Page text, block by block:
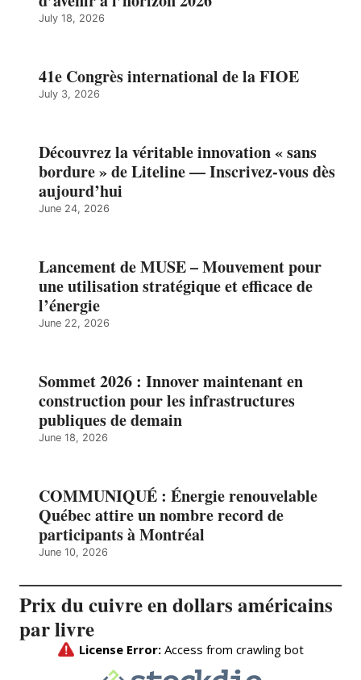
July 18, 2026
41e Congrès international de la FIOE
July 3, 2026
Découvrez la véritable innovation « sans
bordure » de Liteline — Inscrivez-vous dès
aujourd’hui
June 24, 2026
Lancement de MUSE – Mouvement pour
une utilisation stratégique et efficace de
l’énergie
June 22, 2026
Sommet 2026 : Innover maintenant en
construction pour les infrastructures
publiques de demain
June 18, 2026
COMMUNIQUÉ : Énergie renouvelable
Québec attire un nombre record de
participants à Montréal
June 10, 2026
Prix du cuivre en dollars américains
par livre